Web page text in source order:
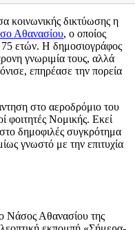
κοινωνικής δικτύωσης η
Αθανασίου, ο οποίος
75 ετών. Η δημοσιογράφος
γνωριμία τους, αλλά
επηρέασε την πορεία
στο αεροδρόμιο του
φοιτητές Νομικής. Εκεί
δημοφιλές συγκρότημα
γνωστό με την επιτυχία
Νάσος Αθανασίου της